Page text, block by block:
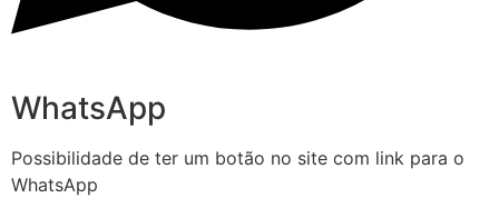
WhatsApp
Possibilidade de ter um botão no site com link para o
WhatsApp